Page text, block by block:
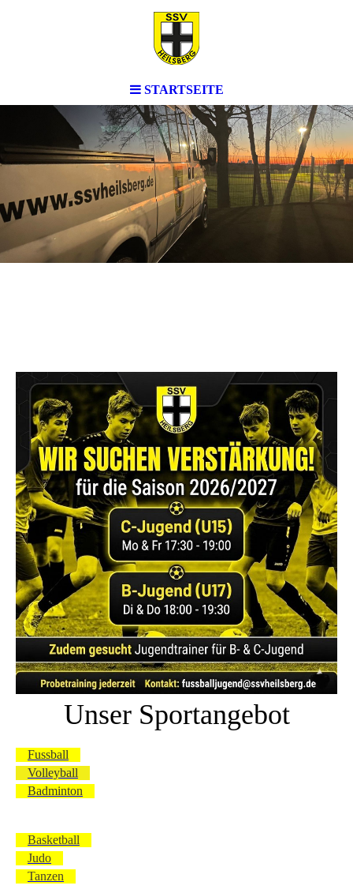
STARTSEITE
Unser Sportangebot
Fussball
Volleyball
Badminton
Basketball
Judo
Tanzen